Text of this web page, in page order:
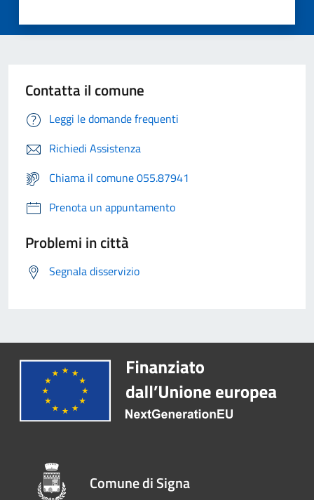
Contatta il comune
Leggi le domande frequenti
Richiedi Assistenza
Chiama il comune 055.87941
Prenota un appuntamento
Problemi in città
Segnala disservizio
Comune di Signa